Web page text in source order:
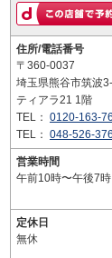
住所/電話番号
〒360-0037
埼玉県熊谷市筑波
ティアラ21 1階
TEL： 0120-163-
TEL： 048-526-
営業時間
午前10時〜午後7時
定休日
無休